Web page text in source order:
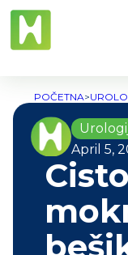
POČETNA>
April 5,